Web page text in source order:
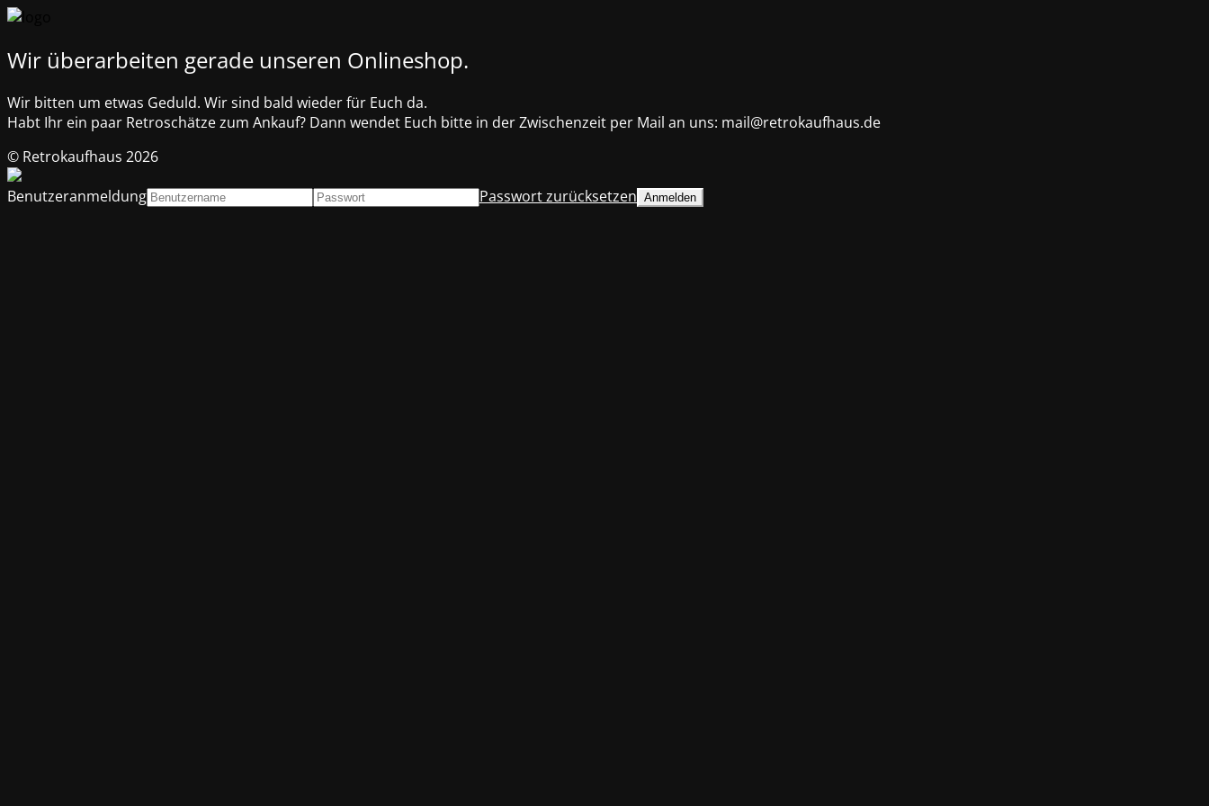
Wir überarbeiten gerade unseren Onlineshop.
Wir bitten um etwas Geduld. Wir sind bald wieder für Euch da.
Habt Ihr ein paar Retroschätze zum Ankauf? Dann wendet Euch bitte in der Zwischenzeit per Mail an uns: mail@retrokaufhaus.de
© Retrokaufhaus 2026
Benutzeranmeldung
Passwort zurücksetzen